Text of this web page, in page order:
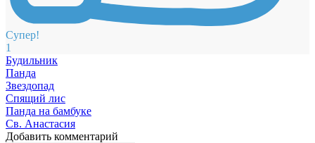
Супер!
1
Будильник
Панда
Звездопад
Спящий лис
Панда на бамбуке
Св. Анастасия
Добавить комментарий